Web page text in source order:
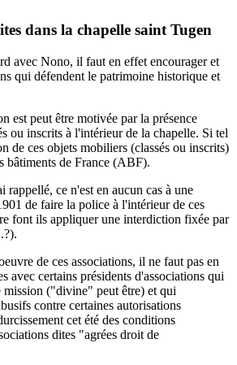
dans la chapelle saint Tugen
avec Nono, il faut en effet encourager et
qui défendent le patrimoine historique et
est peut être motivée par la présence
ou inscrits à l'intérieur de la chapelle. Si tel
de ces objets mobiliers (classés ou inscrits)
bâtiments de France (ABF).
rappellé, ce n'est en aucun cas à une
de faire la police à l'intérieur de ces
font ils appliquer une interdiction fixée par
de ces associations, il ne faut pas en
avec certains présidents d'associations qui
mission ("divine" peut être) et qui
contre certaines autorisations
cet été des conditions
dites "agrées droit de